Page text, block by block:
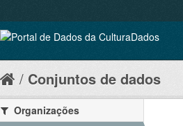
Conjuntos de dados
Organizações